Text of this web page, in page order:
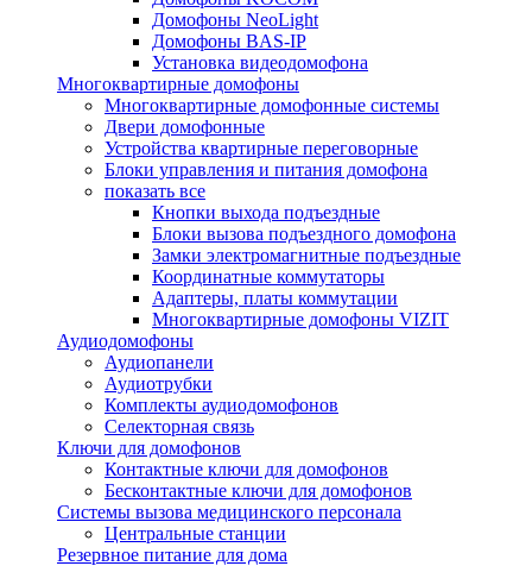
Домофоны NeoLight
Домофоны BAS-IP
Установка видеодомофона
Многоквартирные домофоны
Многоквартирные домофонные системы
Двери домофонные
Устройства квартирные переговорные
Блоки управления и питания домофона
показать все
Кнопки выхода подъездные
Блоки вызова подъездного домофона
Замки электромагнитные подъездные
Координатные коммутаторы
Адаптеры, платы коммутации
Многоквартирные домофоны VIZIT
Аудиодомофоны
Аудиопанели
Аудиотрубки
Комплекты аудиодомофонов
Селекторная связь
Ключи для домофонов
Контактные ключи для домофонов
Бесконтактные ключи для домофонов
Системы вызова медицинского персонала
Центральные станции
Резервное питание для дома